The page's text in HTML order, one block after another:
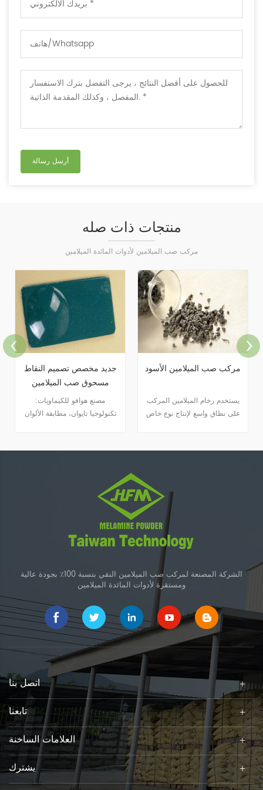
منتجات ذات صله
مركب صب الميلامين لأدوات المائدة الميلامين
جديد مخصص تصميم النقاط
مسحوق صب الميلامين
مصنع هوافو للكيماويات:
تكنولوجيا تايوان، مطابقة الألوان
مركب صب الميلامين الأسود
يستخدم رخام الميلامين المركب
على نطاق واسع لإنتاج نوع خاص
الشركة المصنعة لمركب صب الميلامين النقي بنسبة 100٪ بجودة عالية
ومستقرة لأدوات المائدة الميلامين
اتصل بنا
تابعنا
العلامات الساخنة
يشترك